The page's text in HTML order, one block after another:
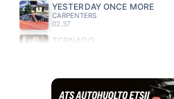
YESTERDAY ONCE MORE
CARPENTERS
02.37
TORNADO
FREEMAN
02.29